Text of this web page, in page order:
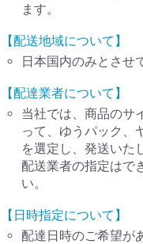
ます。
【配送地域について】
日本国内のみとさせ
【配達業者について】
当社では、商品のサ
って、ゆうパック、
を選定し、発送いた
配送業者の指定はで
い。
【日時指定について】
配達日時のご希望が